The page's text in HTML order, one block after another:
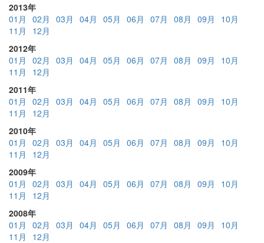
2013年
01月
02月 03月 04月 05月 06月 07月 08月 09月
10月
11月
12月
2012年
01月
02月 03月 04月 05月 06月 07月 08月 09月
10月
11月
12月
2011年
01月
02月 03月 04月 05月 06月 07月 08月 09月
10月
11月
12月
2010年
01月
02月 03月 04月 05月 06月 07月 08月 09月
10月
11月
12月
2009年
01月
02月 03月 04月 05月 06月 07月 08月 09月
10月
11月
12月
2008年
01月
02月 03月 04月 05月 06月 07月 08月 09月
10月
11月
12月